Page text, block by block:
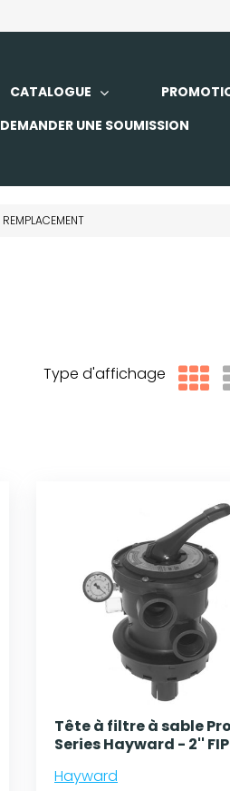
CATALOGUE
DEMANDER UNE SOUMISSION
REMPLACEMENT
Type d'affichage
Tête à filtre à sable
Series Hayward - 2'' FIP
Hayward